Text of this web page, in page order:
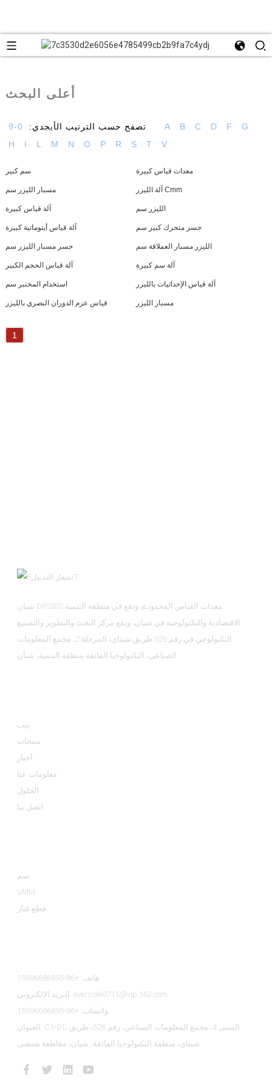
أعلى البحث
تصفح حسب الترتيب الأبجدي: 0-9 A B C D F
G
H
I L M N O P R S T V
سم كبير معدات قياس كبيرة
مسبار الليزر سم آلة الليزر Cmm
آلة قياس كبيرة الليزر سم
آلة قياس أيتوماتية كبيرة جسر متحرك كبير سم
جسر مسبار الليزر سم الليزر مسبار العملاقة سم
آلة قياس الحجم الكبير آلة سم كبيرة
استخدام المختبر سم آلة قياس الإحداثيات بالليزر
قياس عزم الدوران البصري بالليزر مسبار الليزر
1
شيان DIPSEC معدات القياس المحدودة، وتقع في منطقة التنمية
الاقتصادية والتكنولوجية في شيان، ويقع مركز البحث والتطوير والتصنيع
التكنولوجي في رقم 526 طريق شيتاي، المرحلة 2، مجمع المعلومات
بيت
منتجات
أخبار
معلومات عنا
الحلول
اتصل بنا
سم
VMM
قطع غيار
هاتف: +86-15596686895
البريد الإلكتروني: overside0711@vip.163.com
واتساب: +86-15596686895
العنوان: C1-01، المبنى 4، مجمع المعلومات الصناعي، رقم 526، طريق
شيتاي، منطقة التكنولوجيا الفائقة، شيان، مقاطعة شنشي